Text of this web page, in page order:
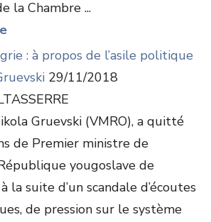
la Chambre ...
: à propos de l’asile politique
29/11/2018
Gruevski (VMRO), a quitté
de Premier ministre de
yougoslave de
la suite d’un scandale d’écoutes
de pression sur le système